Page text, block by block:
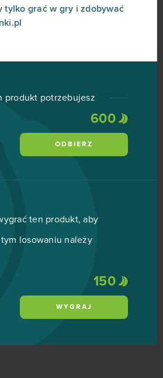
tylko grać w gry i zdobywać
produkt potrzebujesz
600
ODBIERZ
ten produkt, aby
losowaniu należy
150
WYGRAJ